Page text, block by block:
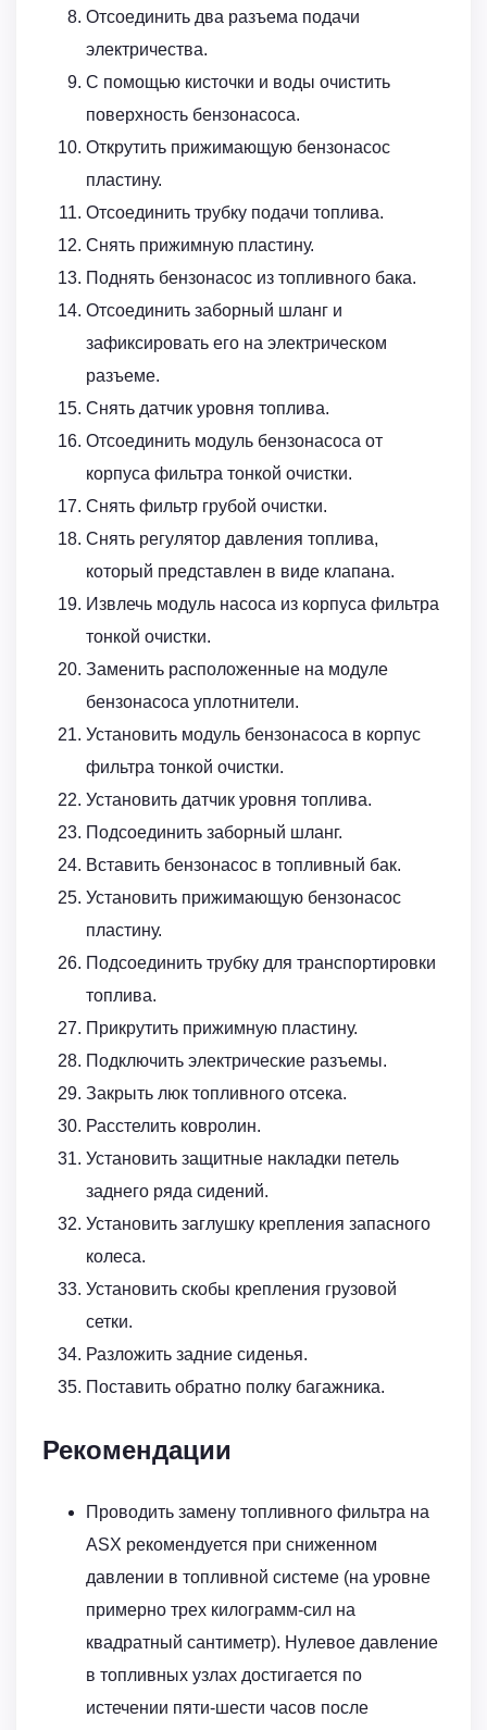
Отсоединить два разъема подачи
электричества.
С помощью кисточки и воды очистить
поверхность бензонасоса.
Открутить прижимающую бензонасос
пластину.
Отсоединить трубку подачи топлива.
Снять прижимную пластину.
Поднять бензонасос из топливного бака.
Отсоединить заборный шланг и
зафиксировать его на электрическом
разъеме.
Снять датчик уровня топлива.
Отсоединить модуль бензонасоса от
корпуса фильтра тонкой очистки.
Снять фильтр грубой очистки.
Снять регулятор давления топлива,
который представлен в виде клапана.
Извлечь модуль насоса из корпуса фильтра
тонкой очистки.
Заменить расположенные на модуле
бензонасоса уплотнители.
Установить модуль бензонасоса в корпус
фильтра тонкой очистки.
Установить датчик уровня топлива.
Подсоединить заборный шланг.
Вставить бензонасос в топливный бак.
Установить прижимающую бензонасос
пластину.
Подсоединить трубку для транспортировки
топлива.
Прикрутить прижимную пластину.
Подключить электрические разъемы.
Закрыть люк топливного отсека.
Расстелить ковролин.
Установить защитные накладки петель
заднего ряда сидений.
Установить заглушку крепления запасного
колеса.
Установить скобы крепления грузовой
сетки.
Разложить задние сиденья.
Поставить обратно полку багажника.
Рекомендации
Проводить замену топливного фильтра на
ASX рекомендуется при сниженном
давлении в топливной системе (на уровне
примерно трех килограмм-сил на
квадратный сантиметр). Нулевое давление
в топливных узлах достигается по
истечении пяти-шести часов после